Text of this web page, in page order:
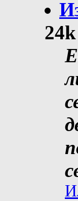
24k